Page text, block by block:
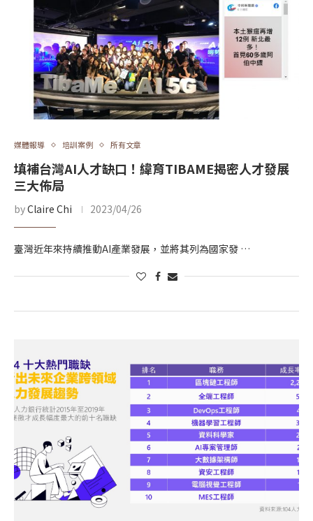
媒體報導 培訓案例 所有文章
填補台灣AI人才缺口！緯育TIBAME揭密人才發展
三大佈局
byClaire Chi 2023/04/26
臺灣近年來持續推動AI產業發展，並將其列為國家發 …